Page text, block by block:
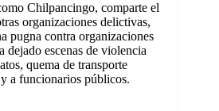
Chilpancingo, comparte el
organizaciones delictivas,
pugna contra organizaciones
dejado escenas de violencia
quema de transporte
a funcionarios públicos.